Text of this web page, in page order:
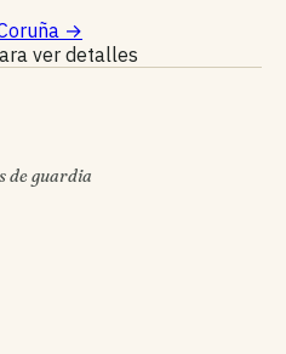
→
ver detalles
de guardia